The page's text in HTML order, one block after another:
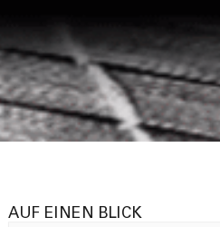
AUF EINEN BLICK